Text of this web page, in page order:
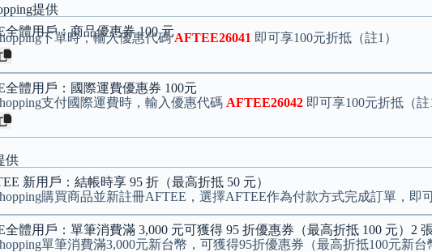
提供
全體用戶：商品優惠券 100 元
下單時，輸入優惠代碼AFTEE26041 即可享100元折抵（註1）
全體用戶：國際運費優惠券 100元
支付國際運費時，輸入優惠代碼 AFTEE26042 即可享100元折抵（註
供
新用戶：結帳時享 95 折（最高折抵 50 元）
購買商品並新註冊AFTEE，選擇AFTEE作為付款方式完成訂單，即
全體用戶：單筆消費滿 3,000 元可獲得 95 折優惠券（最高折抵 100 元）2
單筆消費滿3,000元新台幣，可獲得95折優惠券 （最高折抵100元新台